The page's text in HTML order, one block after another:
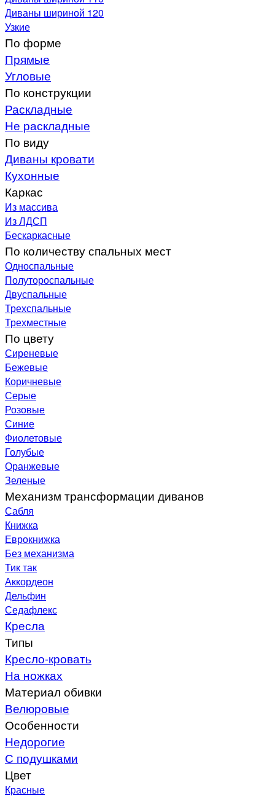
Диваны шириной 120
Узкие
По форме
Прямые
Угловые
По конструкции
Раскладные
Не раскладные
По виду
Диваны кровати
Кухонные
Каркас
Из массива
Из ЛДСП
Бескаркасные
По количеству спальных мест
Односпальные
Полутороспальные
Двуспальные
Трехспальные
Трехместные
По цвету
Сиреневые
Бежевые
Коричневые
Серые
Розовые
Синие
Фиолетовые
Голубые
Оранжевые
Зеленые
Механизм трансформации диванов
Сабля
Книжка
Еврокнижка
Без механизма
Тик так
Аккордеон
Дельфин
Седафлекс
Кресла
Типы
Кресло-кровать
На ножках
Материал обивки
Велюровые
Особенности
Недорогие
С подушками
Цвет
Красные